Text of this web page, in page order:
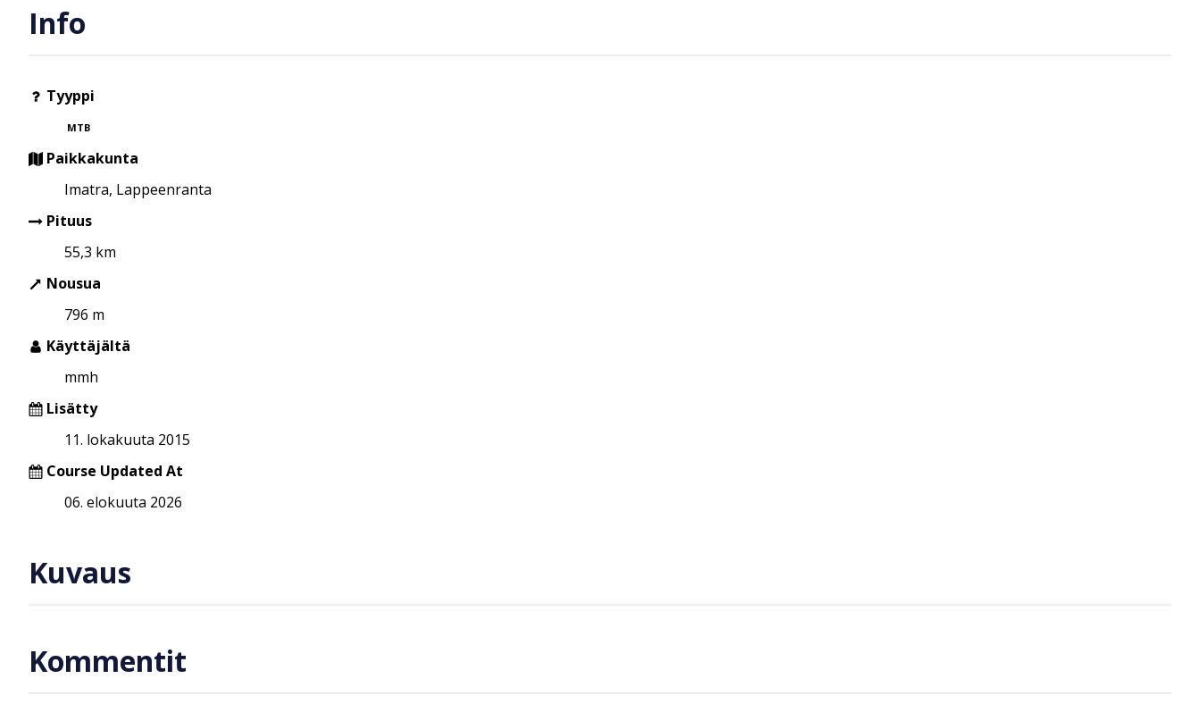
Info
Tyyppi
MTB
Paikkakunta
Imatra, Lappeenranta
Pituus
55,3 km
Nousua
796 m
Käyttäjältä
mmh
Lisätty
11. lokakuuta 2015
Course Updated At
06. elokuuta 2026
Kuvaus
Kommentit